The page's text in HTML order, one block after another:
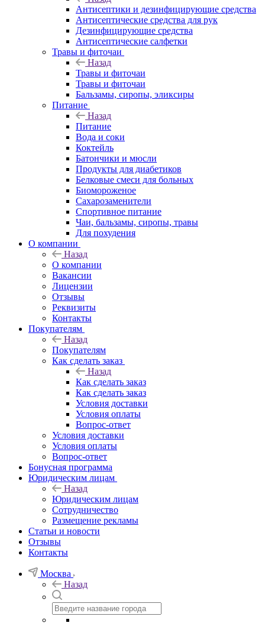
Антисептики и дезинфицирующие средства
Антисептические средства для рук
Дезинфицирующие средства
Антисептические салфетки
Травы и фиточаи
Назад
Травы и фиточаи
Травы и фиточаи
Бальзамы, сиропы, эликсиры
Питание
Назад
Питание
Вода и соки
Коктейль
Батончики и мюсли
Продукты для диабетиков
Белковые смеси для больных
Биомороженое
Сахарозаменители
Спортивное питание
Чаи, бальзамы, сиропы, травы
Для похудения
О компании
Назад
О компании
Вакансии
Лицензии
Отзывы
Реквизиты
Контакты
Покупателям
Назад
Покупателям
Как сделать заказ
Назад
Как сделать заказ
Как сделать заказ
Условия доставки
Условия оплаты
Вопрос-ответ
Условия доставки
Условия оплаты
Вопрос-ответ
Бонусная программа
Юридическим лицам
Назад
Юридическим лицам
Сотрудничество
Размещение рекламы
Статьи и новости
Отзывы
Контакты
Москва
Назад